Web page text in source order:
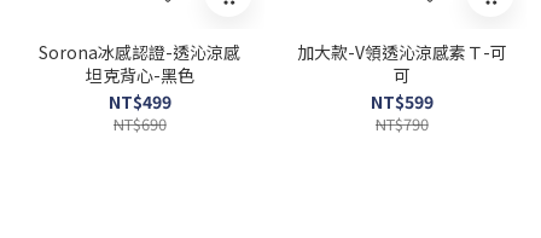
Sorona冰感認證-透沁涼感
坦克背心-黑色
NT$499
NT$690
加大款-V領透沁涼感素Ｔ-可
可
NT$599
NT$790